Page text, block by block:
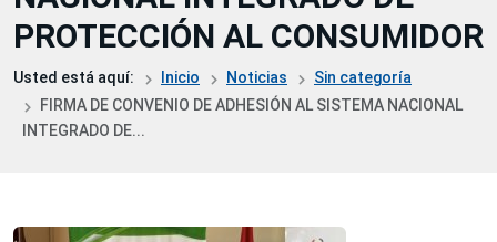
PROTECCIÓN AL CONSUMIDOR
Usted está aquí: Inicio Noticias
Sin categoría
FIRMA DE CONVENIO DE ADHESIÓN AL SISTEMA NACIONAL
INTEGRADO DE...